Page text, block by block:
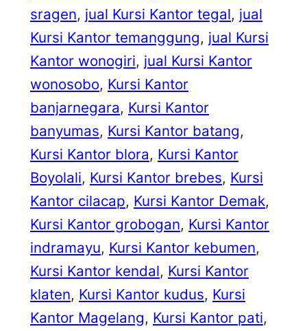
sragen, jual Kursi Kantor tegal, jual
Kursi Kantor temanggung, jual Kursi
Kantor wonogiri, jual Kursi Kantor
wonosobo, Kursi Kantor
banjarnegara, Kursi Kantor
banyumas, Kursi Kantor batang
Kursi Kantor blora, Kursi Kantor
Boyolali, Kursi Kantor brebes, Kursi
Kantor cilacap, Kursi Kantor Demak
Kursi Kantor grobogan, Kursi Kantor
indramayu, Kursi Kantor kebumen
Kursi Kantor kendal, Kursi Kantor
klaten, Kursi Kantor kudus, Kursi
Kantor Magelang, Kursi Kantor pati